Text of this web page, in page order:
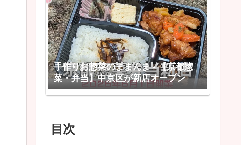
手作りお惣菜のままんま - 【京都惣
菜・弁当】中京区が新店オープン
目次